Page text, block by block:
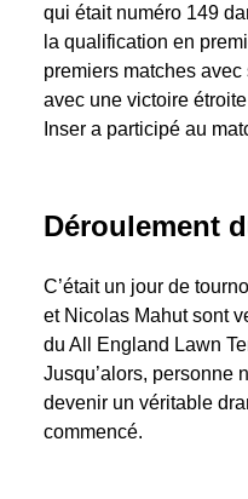
qui était numéro 149
la qualification en
premiers matches
avec une victoire
Inser a participé au
Déroulement
C’était un jour de
et Nicolas Mahut sont
du All England Lawn
Jusqu’alors, personne
devenir un véritable
commencé.